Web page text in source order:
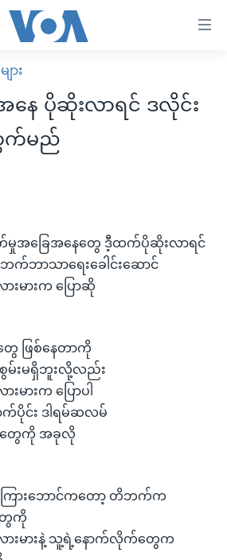
အလွန်
ာ
အလက်များ
ား
ေ ပိုဆိုးလာရင် ဒလိုင်း
က်မည်
အခြေအနေတွေ ဒီ့ထက်ပိုဆိုးလာရင်
ာသာရေးခေါင်းဆောင်
းမားက ပြောဆို
ဖြစ်နေတာကို
မ်းမရှိဘူးလို့လည်း
မားက ပြောပါ
က်ပိုင်း ဒါရမ်ဆလမ်
တွေကို အခုလို
ကြားဘောင်ကတော့ တိဘက်က
ေကို
ားမားနဲ့ သူ့ရဲ့နောက်လိုက်တွေက